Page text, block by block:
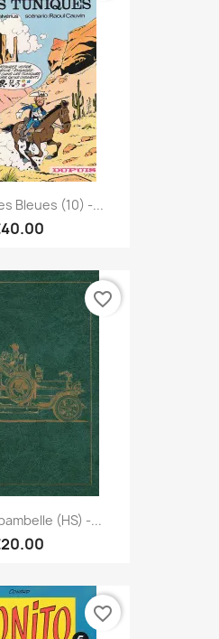
Bleues (10) -...
(HS) -...
favorite_border
favorite_border